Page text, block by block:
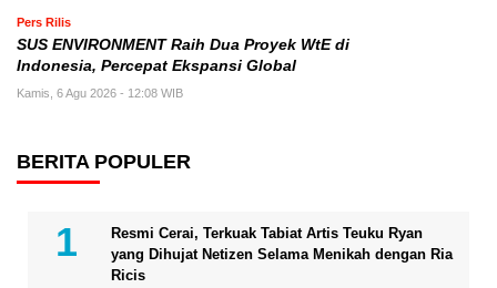
Pers Rilis
SUS ENVIRONMENT Raih Dua Proyek WtE di
Indonesia, Percepat Ekspansi Global
Kamis, 6 Agu 2026 - 12:08 WIB
BERITA POPULER
Resmi Cerai, Terkuak Tabiat Artis Teuku Ryan
yang Dihujat Netizen Selama Menikah dengan Ria
Ricis